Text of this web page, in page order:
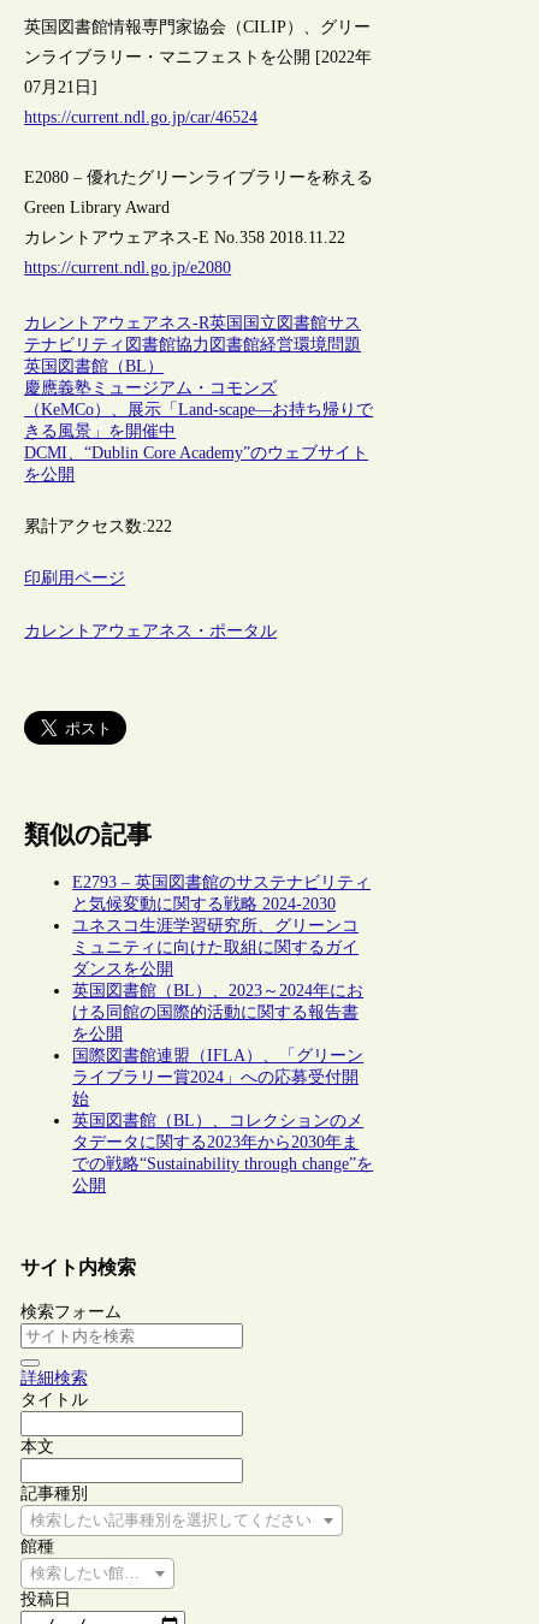
英国図書館情報専門家協会（CILIP）、グリー
ンライブラリー・マニフェストを公開 [2022年
07月21日]
https://current.ndl.go.jp/car/46524
E2080 – 優れたグリーンライブラリーを称える
Green Library Award
カレントアウェアネス-E No.358 2018.11.22
https://current.ndl.go.jp/e2080
カレントアウェアネス-R英国 国立図書館サス
テナビリティ 図書館協力 図書館経営環境問題
英国図書館（BL）
慶應義塾ミュージアム・コモンズ
（KeMCo）、展示「Land-scape―お持ち帰りで
きる風景」を開催中
DCMI、“Dublin Core Academy”のウェブサイト
を公開
累計アクセス数:222
印刷用ページ
カレントアウェアネス・ポータル
類似の記事
E2793 – 英国図書館のサステナビリティ
と気候変動に関する戦略 2024-2030
ユネスコ生涯学習研究所、グリーンコ
ミュニティに向けた取組に関するガイ
ダンスを公開
英国図書館（BL）、2023～2024年にお
ける同館の国際的活動に関する報告書
を公開
国際図書館連盟（IFLA）、「グリーン
ライブラリー賞2024」への応募受付開
始
英国図書館（BL）、コレクションのメ
タデータに関する2023年から2030年ま
での戦略“Sustainability through change”を
公開
サイト内検索
検索フォーム
詳細検索
タイトル
本文
記事種別
検索したい記事種別を選択してください
館種
検索したい館種を選択してください
投稿日